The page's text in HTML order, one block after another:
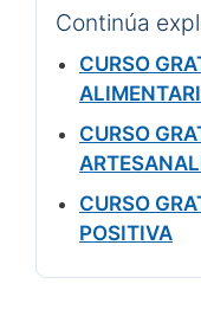
Continúa
CURSO
CURSO
CURSO
POSITIVA